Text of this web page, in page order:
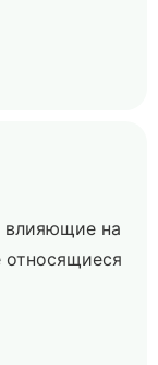
влияющие на
относящиеся